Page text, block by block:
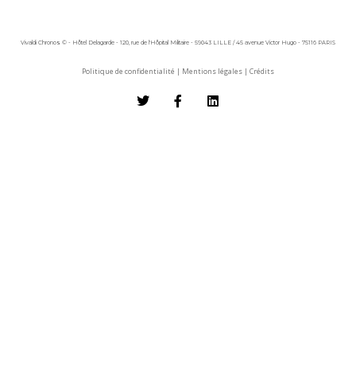
Vivaldi Chronos © - Hôtel Delagarde - 120, rue de l'Hôpital Militaire - 59043 LILLE / 45 avenue Victor Hugo - 75116 PARIS
Politique de confidentialité | Mentions légales | Crédits